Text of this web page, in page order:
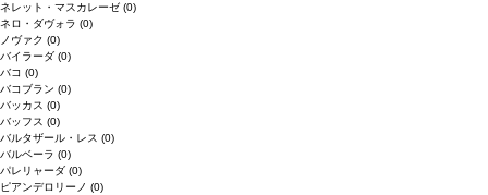
ネレット・マスカレーゼ (0)
ネロ・ダヴォラ (0)
ノヴァク (0)
バイラーダ (0)
バコ (0)
バコブラン (0)
バッカス (0)
バッフス (0)
バルタザール・レス (0)
バルベーラ (0)
パレリャーダ (0)
ピアンデロリーノ (0)